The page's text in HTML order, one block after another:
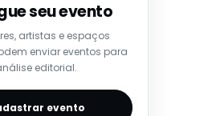
seu evento
artistas e espaços
enviar eventos para
editorial.
evento